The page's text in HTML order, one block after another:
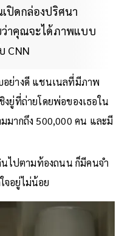
ปิดกล่องปริศนา
ว่าคุณจะได้ภาพแบบ
CNN
อย่างดี แชนเนลที่มีภาพ
งยู่ที่ถ่ายโดยพ่อของเธอใน
มากถึง 500,000 คน และมี
นไปตามท้องถนน ก็มีคนจำ
จอยู่ไม่น้อย